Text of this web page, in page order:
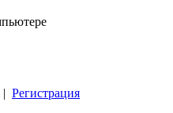
| Регистрация